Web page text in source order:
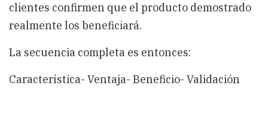
clientes confirmen que el producto demostrado
realmente los beneficiará.
La secuencia completa es entonces:
Característica- Ventaja- Beneficio- Validación